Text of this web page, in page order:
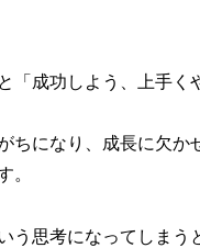
「成功しよう、上手く
ちになり、成長に欠か
。
う思考になってしまう